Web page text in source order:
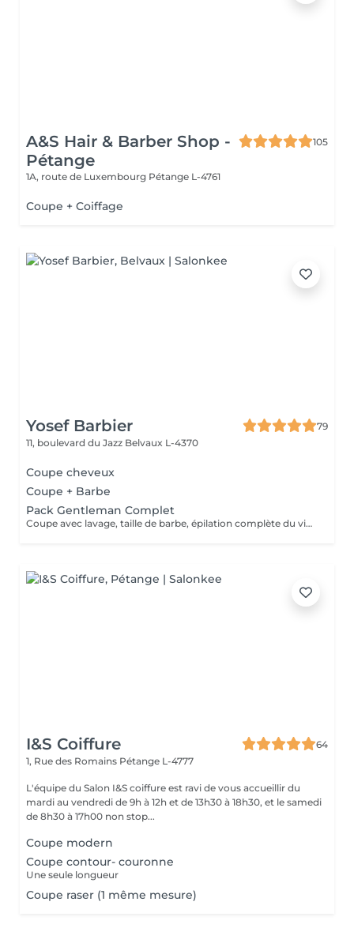
A&S Hair & Barber Shop -
Pétange
105
1A, route de Luxembourg Pétange L-4761
Coupe + Coiffage
Yosef Barbier
79
11, boulevard du Jazz Belvaux L-4370
Coupe cheveux
Coupe + Barbe
Pack Gentleman Complet
Coupe avec lavage, taille de barbe, épilation complète du visage, soin vapeur, massage & coiffage au gel.
I&S Coiffure
64
1, Rue des Romains Pétange L-4777
L'équipe du Salon I&S coiffure est ravi de vous accueillir du
mardi au vendredi de 9h à 12h et de 13h30 à 18h30, et le samedi
de 8h30 à 17h00 non stop...
Coupe modern
Coupe contour- couronne
Une seule longueur
Coupe raser (1 même mesure)